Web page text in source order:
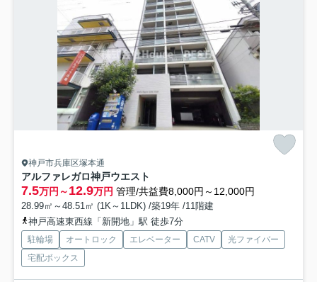
神戸市兵庫区塚本通
アルファレガロ神戸ウエスト
7.5万円～12.9万円 管理/共益費8,000円～12,000円
28.99㎡～48.51㎡ (1K～1LDK) /築19年 /11階建
神戸高速東西線「新開地」駅 徒歩7分
駐輪場 オートロック エレベーター CATV
光ファイバー
宅配ボックス